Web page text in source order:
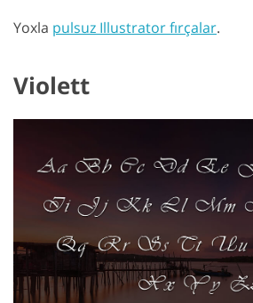
Yoxla pulsuz Illustrator fırçalar.
Violett